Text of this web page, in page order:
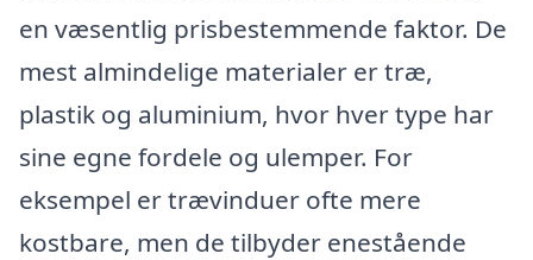
en væsentlig prisbestemmende faktor. De
mest almindelige materialer er træ,
plastik og aluminium, hvor hver type har
sine egne fordele og ulemper. For
eksempel er trævinduer ofte mere
kostbare, men de tilbyder enestående